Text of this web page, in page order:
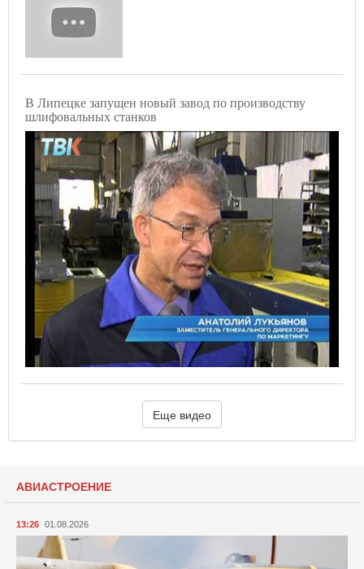
В Липецке запущен новый завод по производству
шлифовальных станков
Еще видео
АВИАСТРОЕНИЕ
13:26 01.08.2026